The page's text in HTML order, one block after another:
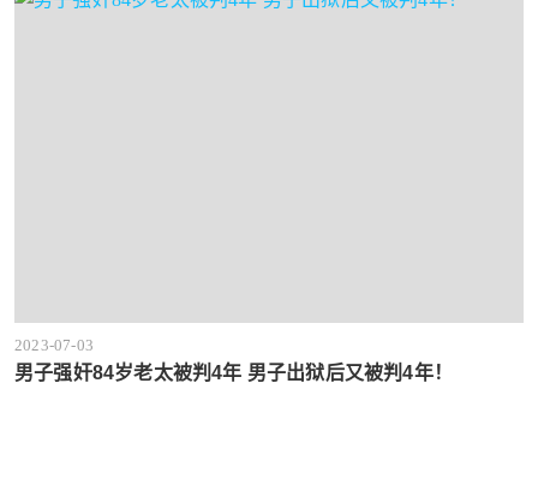
2023-07-03
男子强奸84岁老太被判4年 男子出狱后又被判4年！